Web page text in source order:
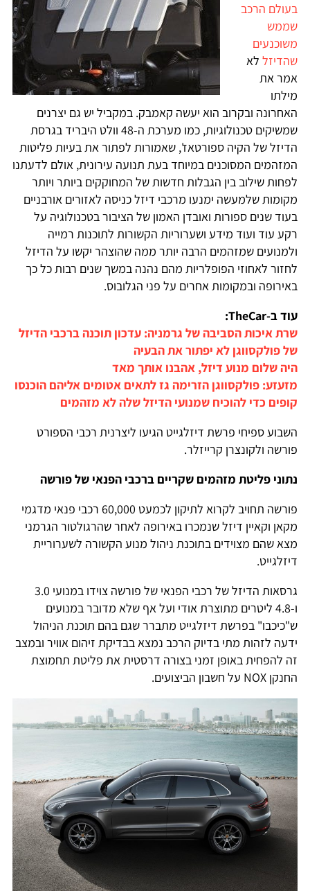
בעולם הרכב
שממש
משוכנעים
שהדיזל לא
אמר את
מילתו
האחרונה ובקרוב הוא יעשה קאמבק. במקביל יש גם יצרנים
שמשיקים טכנולוגיות, כמו מערכת ה-48 וולט היבריד בגרסת
הדיזל של הקיה ספורטאז', שאמורות לפתור את בעיות פליטות
המזהמים המסוכנים במיוחד בעת תנועה עירונית, אולם לדעתנו
לפחות שילוב בין הגבלות חדשות של המחוקקים ביותר ויותר
מקומות שלמעשה ימנעו מרכבי דיזל כניסה לאזורים אורבניים
בעוד שנים ספורות ואובדן האמון של הציבור בטכנולוגיה על
רקע עוד ועוד מידע ושערוריות הקשורות לתוכנות רמייה
ולמנועים שמזהמים הרבה יותר ממה שהוצהר יקשו על הדיזל
לחזור לאחוזי הפופלריות מהם נהנה במשך שנים רבות כל כך
באירופה ובמקומות אחרים על פני הגלובוס.
עוד ב-TheCar:
שרת איכות הסביבה של גרמניה: עדכון תוכנה ברכבי הדיזל
של פולקסווגן לא יפתור את הבעיה
היה שלום מנוע דיזל, אהבנו אותך מאד
מזעזע: פולקסווגן הזרימה גז לתאים אטומים אליהם הוכנסו
קופים כדי להוכיח שמנועי הדיזל שלה לא מזהמים
השבוע ספיחי פרשת דיזלגייט הגיעו ליצרנית רכבי הספורט
פורשה ולקונצרן קרייזלר.
נתוני פליטת מזהמים שקריים ברכבי הפנאי של פורשה
פורשה תחויב לקרוא לתיקון לכמעט 60,000 רכבי פנאי מדגמי
מקאן וקאיין דיזל שנמכרו באירופה לאחר שהרגולטור הגרמני
מצא שהם מצוידים בתוכנת ניהול מנוע הקשורה לשערוריית
דיזלגייט.
גרסאות הדיזל של רכבי הפנאי של פורשה צוידו במנועי 3.0
ו-4.8 ליטרים מתוצרת אודי ועל אף שלא מדובר במנועים
ש"כיכבו" בפרשת דיזלגייט מתברר שגם בהם תוכנת הניהול
ידעה לזהות מתי בדיוק הרכב נמצא בבדיקת זיהום אוויר ובמצב
זה להפחית באופן זמני בצורה דרסטית את פליטת תחמוצת
החנקן NOX על חשבון הביצועים.